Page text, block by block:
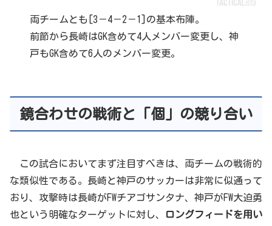
両チームとも[3－4－2－1]の基本布陣。
前節から長崎はGK含めて4人メンバー変更し、神
戸もGK含めて6人のメンバー変更。
鏡合わせの戦術と「個」の競り合い
この試合においてまず注目すべきは、両チームの戦術的
な類似性である。長崎と神戸のサッカーは非常に似通って
おり、攻撃時は長崎がFWチアゴサンタナ、神戸がFW大迫勇
也という明確なターゲットに対し、
ロングフィードを用い